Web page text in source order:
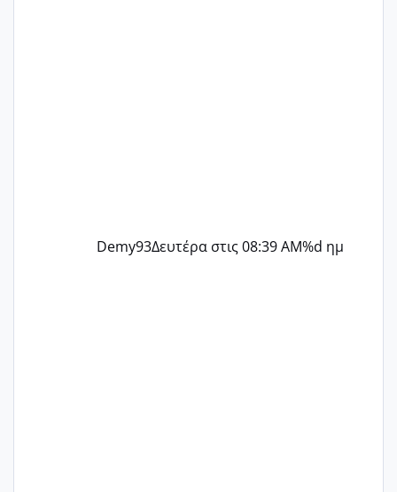
Demy93Δευτέρα στις 08:39 AM%d ημ